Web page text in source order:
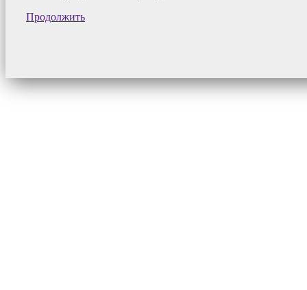
Продолжить